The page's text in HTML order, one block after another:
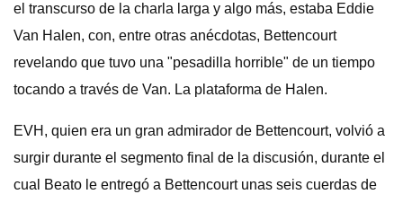
el transcurso de la charla larga y algo más, estaba Eddie
Van Halen, con, entre otras anécdotas, Bettencourt
revelando que tuvo una "pesadilla horrible" de un tiempo
tocando a través de Van. La plataforma de Halen.
EVH, quien era un gran admirador de Bettencourt, volvió a
surgir durante el segmento final de la discusión, durante el
cual Beato le entregó a Bettencourt unas seis cuerdas de